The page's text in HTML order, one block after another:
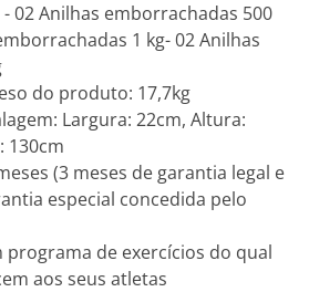
02 Anilhas emborrachadas 500
1 kg- 02 Anilhas
do produto: 17,7kg
Largura: 22cm, Altura:
130cm
(3 meses de garantia legal e
especial concedida pelo
programa de exercícios do qual
aos seus atletas